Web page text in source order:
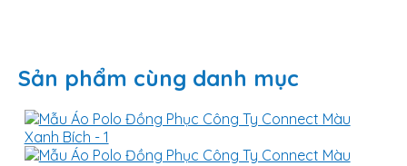
Sản phẩm cùng danh mục